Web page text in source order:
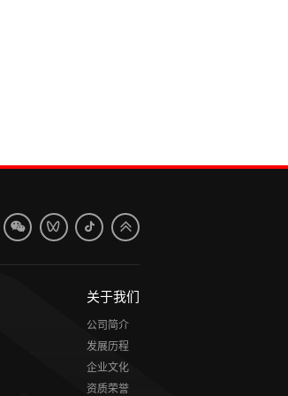
关于我们
公司简介
发展历程
企业文化
资质荣誉